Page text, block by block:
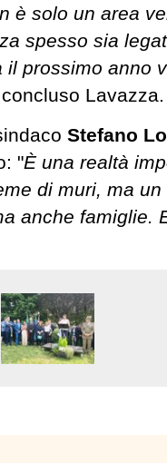
è solo un area
spesso sia
prossimo anno
concluso
Stefano
"È una realtà
di muri, ma un
anche famiglie.